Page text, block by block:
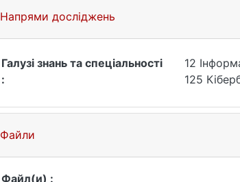
Напрями досліджень
Галузі знань та спеціальності
:
12
125
Файли
Файл(и) :